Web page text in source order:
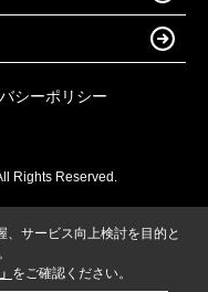
シーポリシー
Rights Reserved.
サービス向上検討を目的と
をご確認ください。